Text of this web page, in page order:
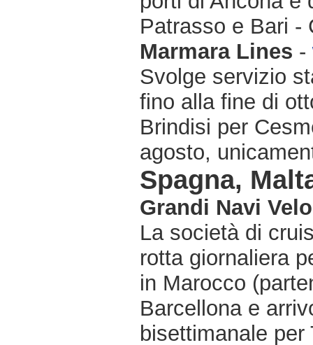
Patrasso e Bari -
Marmara Lines -
Svolge servizio
fino alla fine di
Brindisi per
agosto,
Spagna,
Grandi Navi
La società di
rotta giornaliera
in Marocco
Barcellona e
bisettimanale